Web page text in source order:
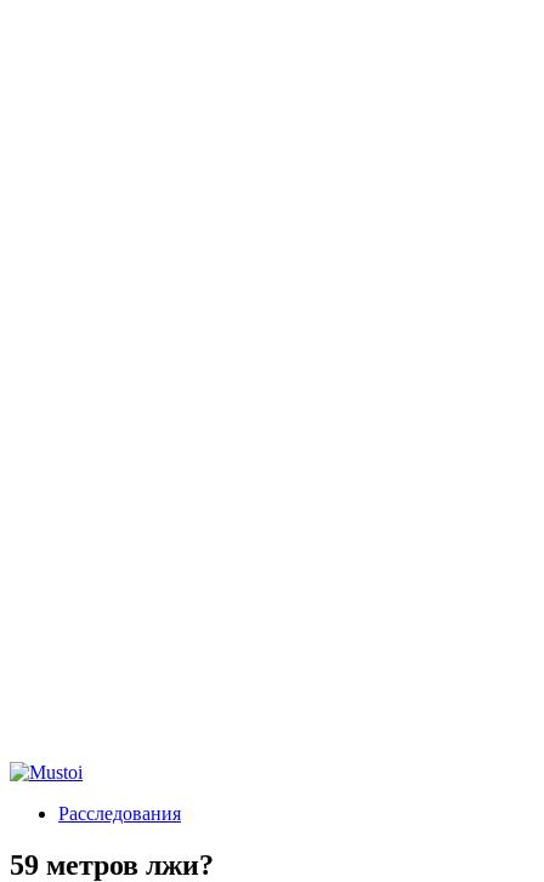
Расследования
59 метров лжи?